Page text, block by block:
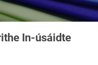
In-úsáidte